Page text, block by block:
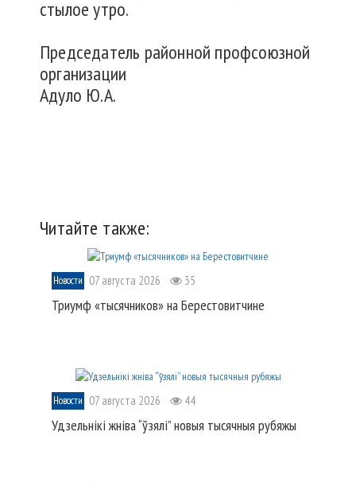
стылое утро.
Председатель районной профсоюзной
организации
Адуло Ю.А.
Читайте также:
Новости 07 августа 2026 35
Триумф «тысячников» на Берестовитчине
Новости 07 августа 2026 44
Удзельнікі жніва “ўзялі” новыя тысячныя рубяжы